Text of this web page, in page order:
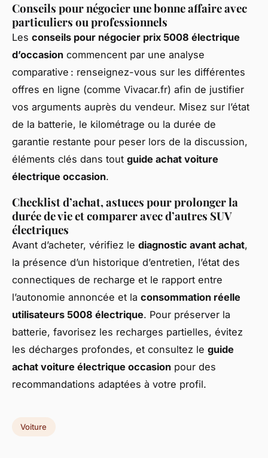
Conseils pour négocier une bonne affaire avec
particuliers ou professionnels
Les conseils pour négocier prix 5008 électrique
d’occasion commencent par une analyse
comparative : renseignez-vous sur les différentes
offres en ligne (comme Vivacar.fr) afin de justifier
vos arguments auprès du vendeur. Misez sur l’état
de la batterie, le kilométrage ou la durée de
garantie restante pour peser lors de la discussion,
éléments clés dans tout guide achat voiture
électrique occasion.
Checklist d’achat, astuces pour prolonger la
durée de vie et comparer avec d’autres SUV
électriques
Avant d’acheter, vérifiez le diagnostic avant achat,
la présence d’un historique d’entretien, l’état des
connectiques de recharge et le rapport entre
l’autonomie annoncée et la consommation réelle
utilisateurs 5008 électrique. Pour préserver la
batterie, favorisez les recharges partielles, évitez
les décharges profondes, et consultez le guide
achat voiture électrique occasion pour des
recommandations adaptées à votre profil.
Voiture